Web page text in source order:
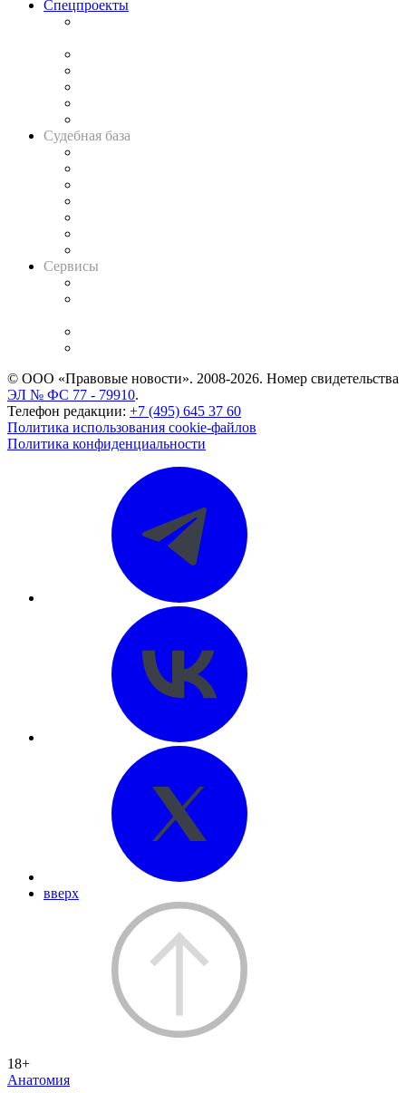
Спецпроекты
Судебная база
Сервисы
© ООО «Правовые новости». 2008-2026. Номер свидетельства
ЭЛ № ФС 77 - 79910.
Телефон редакции: +7 (495) 645 37 60
Политика использования cookie-файлов
Политика конфиденциальности
вверх
18+
Анатомия